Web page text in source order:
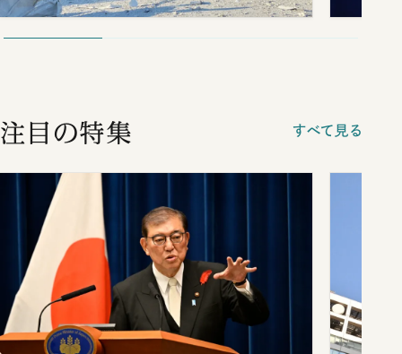
注目の特集 すべて見る